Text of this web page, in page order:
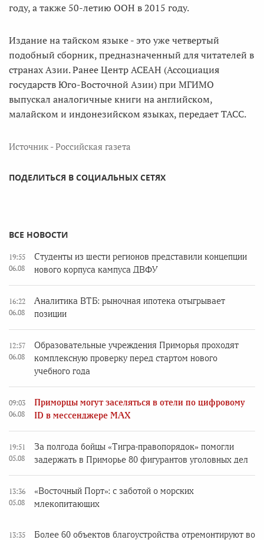
году, а также 50-летию ООН в 2015 году.
Издание на тайском языке - это уже четвертый
подобный сборник, предназначенный для читателей в
странах Азии. Ранее Центр АСЕАН (Ассоциация
государств Юго-Восточной Азии) при МГИМО
выпускал аналогичные книги на английском,
малайском и индонезийском языках, передает ТАСС.
Источник - Российская газета
ПОДЕЛИТЬСЯ В СОЦИАЛЬНЫХ СЕТЯХ
ВСЕ НОВОСТИ
19:55
06.08
Студенты из шести регионов представили концепции
нового корпуса кампуса ДВФУ
16:22
06.08
Аналитика ВТБ: рыночная ипотека отыгрывает
позиции
12:57
06.08
Образовательные учреждения Приморья проходят
комплексную проверку перед стартом нового
учебного года
09:03
06.08
Приморцы могут заселяться в отели по цифровому
ID в мессенджере MAX
19:51
05.08
За полгода бойцы «Тигра-правопорядок» помогли
задержать в Приморье 80 фигурантов уголовных дел
13:36
05.08
«Восточный Порт»: с заботой о морских
млекопитающих
13:35
Более 60 объектов благоустройства отремонтируют во